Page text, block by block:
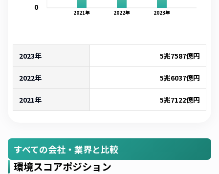
2021年 2022年 2023年
0
2023年 5兆7587億円
2022年 5兆6037億円
2021年 5兆7122億円
すべての会社・業界と比較
環境スコアポジション